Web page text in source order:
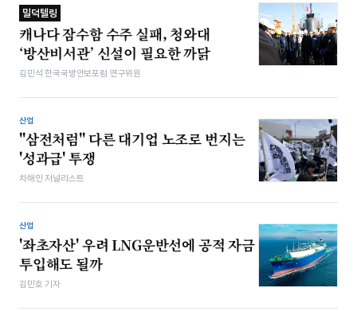
밀덕텔링
캐나다 잠수함 수주 실패, 청와대
‘방산비서관’ 신설이 필요한 까닭
김민석 한국국방안보포럼 연구위원
산업
"삼전처럼" 다른 대기업 노조로 번지는
'성과급' 투쟁
차해인 저널리스트
산업
'좌초자산' 우려 LNG운반선에 공적 자금
투입해도 될까
김민호 기자